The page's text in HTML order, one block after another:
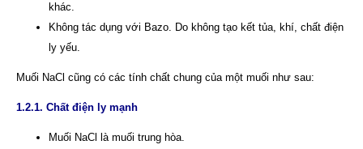
khác.
Không tác dụng với Bazo. Do không tạo kết tủa, khí, chất điện
ly yếu.
Muối NaCl cũng có các tính chất chung của một muối như sau:
1.2.1. Chất điện ly mạnh
Muối NaCl là muối trung hòa.